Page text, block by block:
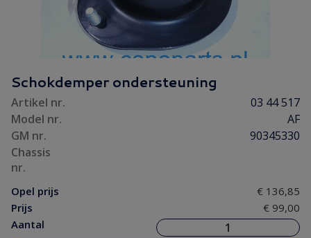
Schokdemper ondersteuning
Artikel nr.
03 44 517
Model nr.
AF
GM nr.
90345330
Chassis
nr.
Opel prijs
€ 136,85
Prijs
€ 99,00
Aantal